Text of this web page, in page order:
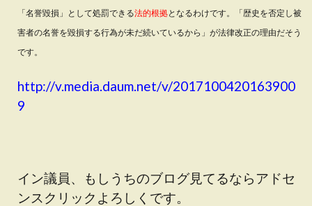
「名誉毀損」として処罰できる法的根拠となるわけです。「歴史を否定し被
害者の名誉を毀損する行為が未だ続いているから」が法律改正の理由だそう
です。
http://v.media.daum.net/v/2017100420163900
9
イン議員、もしうちのブログ見てるならアドセ
ンスクリックよろしくです。